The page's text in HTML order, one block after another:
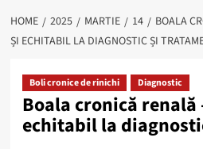
HOME 2025 MARTIE 14
BOALA
ȘI ECHITABIL LA DIAGNOSTIC ȘI
Boli cronice de rinichi Diagnostic
Boala cronică renală
echitabil la